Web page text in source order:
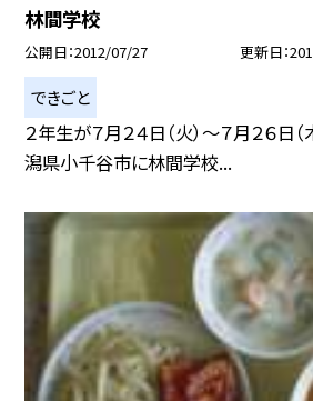
林間学校
公開日 2012/07/27 更新日
できごと
２年生が７月２４日（火）〜７月２６日
潟県小千谷市に林間学校...